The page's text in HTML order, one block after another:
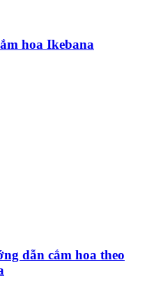
hoa Ikebana
dẫn cắm hoa theo